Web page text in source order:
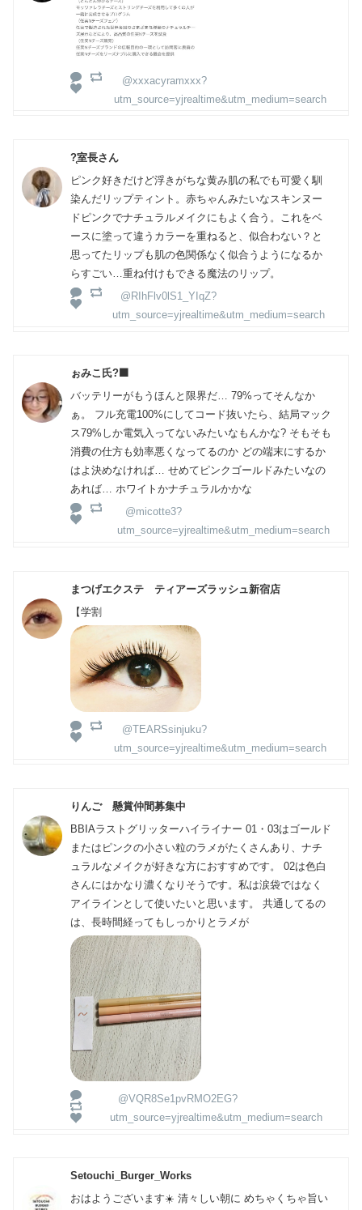
@xxxacyramxxx?
utm_source=yjrealtime&utm_medium=search
?̨室長さん
ピンク好きだけど浮きがちな黄み肌の私でも可愛く馴
染んだリップティント。赤ちゃんみたいなスキンヌー
ドピンクでナチュラルメイクにもよく合う。これをベ
ースに塗って違うカラーを重ねると、似合わない？と
思ってたリップも肌の色関係なく似合うようになるか
らすごい…重ね付けもできる魔法のリップ。
@RIhFlv0lS1_YIqZ?
utm_source=yjrealtime&utm_medium=search
ぉみこ氏?‍⬛
バッテリーがもうほんと限界だ… 79%ってそんなか
ぁ。 フル充電100%にしてコード抜いたら、結局マック
ス79%しか電気入ってないみたいなもんかな? そもそも
消費の仕方も効率悪くなってるのか どの端末にするか
はよ決めなければ… せめてピンクゴールドみたいなの
あれば… ホワイトかナチュラルかかな
@micotte3?
utm_source=yjrealtime&utm_medium=search
まつげエクステ ティアーズラッシュ新宿店
【学割
@TEARSsinjuku?
utm_source=yjrealtime&utm_medium=search
りんご 懸賞仲間募集中
BBIAラストグリッターハイライナー 01・03はゴールド
またはピンクの小さい粒のラメがたくさんあり、ナチ
ュラルなメイクが好きな方におすすめです。 02は色白
さんにはかなり濃くなりそうです。私は涙袋ではなく
アイラインとして使いたいと思います。 共通してるの
は、長時間経ってもしっかりとラメが
@VQR8Se1pvRMO2EG?
utm_source=yjrealtime&utm_medium=search
Setouchi_Burger_Works
おはようございます☀️ 清々しい朝に めちゃくちゃ旨い